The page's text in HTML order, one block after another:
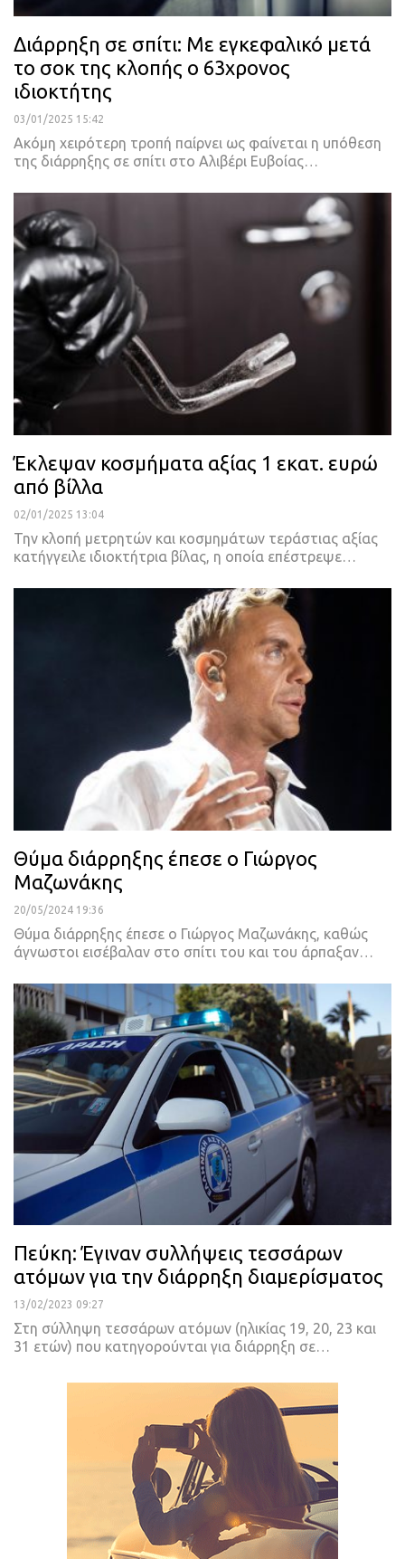
Διάρρηξη σε σπίτι: Με εγκεφαλικό μετά
το σοκ της κλοπής ο 63χρονος
ιδιοκτήτης
03/01/2025 15:42
Ακόμη χειρότερη τροπή παίρνει ως φαίνεται η υπόθεση
της διάρρηξης σε σπίτι στο Αλιβέρι Ευβοίας…
Έκλεψαν κοσμήματα αξίας 1 εκατ. ευρώ
από βίλλα
02/01/2025 13:04
Την κλοπή μετρητών και κοσμημάτων τεράστιας αξίας
κατήγγειλε ιδιοκτήτρια βίλας, η οποία επέστρεψε…
Θύμα διάρρηξης έπεσε ο Γιώργος
Μαζωνάκης
20/05/2024 19:36
Θύμα διάρρηξης έπεσε ο Γιώργος Μαζωνάκης, καθώς
άγνωστοι εισέβαλαν στο σπίτι του και του άρπαξαν…
Πεύκη: Έγιναν συλλήψεις τεσσάρων
ατόμων για την διάρρηξη διαμερίσματος
13/02/2023 09:27
Στη σύλληψη τεσσάρων ατόμων (ηλικίας 19, 20, 23 και
31 ετών) που κατηγορούνται για διάρρηξη σε…